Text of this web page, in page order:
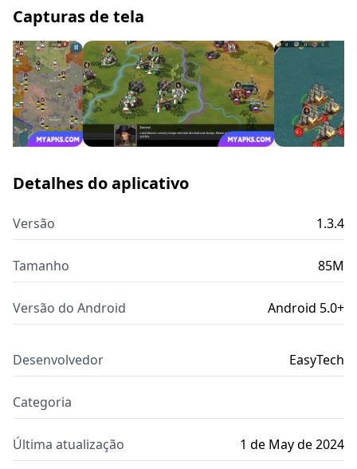
Capturas de tela
Detalhes do aplicativo
Versão 1.3.4
Tamanho 85M
Versão do Android Android 5.0+
Desenvolvedor EasyTech
Categoria
Última atualização 1 de May de 2024